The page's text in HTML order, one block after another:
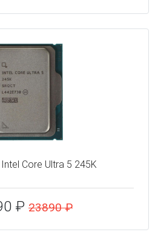
Core Ultra 5 245K
₽ 23890 ₽